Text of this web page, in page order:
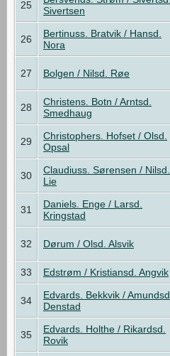
25
Sivertsen
26
Bertinuss. Bratvik / Hansd.
Nora
27 Bolgen / Nilsd. Røe
28
Christens. Botn / Arntsd.
Smedhaug
29
Christophers. Hofset / Olsd.
Opsal
30
Claudiuss. Sørensen / Nilsd.
Lie
31
Daniels. Enge / Larsd.
Kringstad
32 Dørum / Olsd. Alsvik
33 Edstrøm / Kristiansd. Angvik
34
Edvards. Bekkvik / Amundsd.
Denstad
35
Edvards. Holthe / Rikardsd.
Rovik